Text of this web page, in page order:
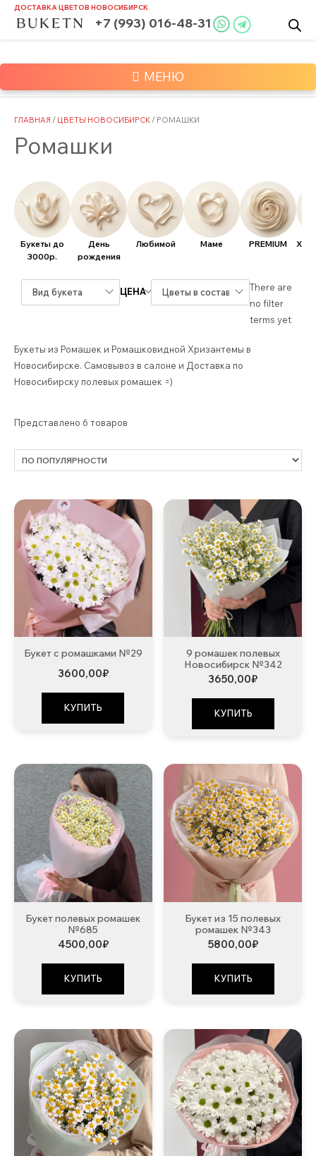
SkipДОСТАВКА ЦВЕТОВ НОВОСИБИРСК
+7 (993) 016-48-31
МЕНЮ
ГЛАВНАЯ / ЦВЕТЫ НОВОСИБИРСК / РОМАШКИ
Ромашки
Букеты до
3000р.
День
рождения
Любимой Маме PREMIUM
Вид букета ЦЕНА Цветы в составе
There are
no filter
terms yet
Букеты из Ромашек и Ромашковидной Хризантемы в
Новосибирске. Самовывоз в салоне и Доставка по
Новосибирску полевых ромашек =)
Представлено 6 товаров
Букет с ромашками №29
3600,00₽
КУПИТЬ
9 ромашек полевых
Новосибирск №342
3650,00₽
КУПИТЬ
Букет полевых ромашек
№685
4500,00₽
КУПИТЬ
Букет из 15 полевых
ромашек №343
5800,00₽
КУПИТЬ